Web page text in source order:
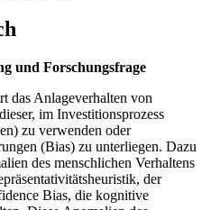
und Forschungsfrage
das Anlageverhalten von
im Investitionsprozess
zu verwenden oder
(Bias) zu unterliegen. Dazu
des menschlichen Verhaltens
der
Bias, die kognitive